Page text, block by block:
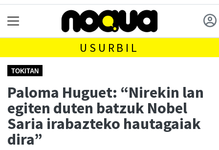
USURBIL
TOKITAN
Paloma Huguet: “Nirekin lan
egiten duten batzuk Nobel
Saria irabazteko hautagaiak
dira”